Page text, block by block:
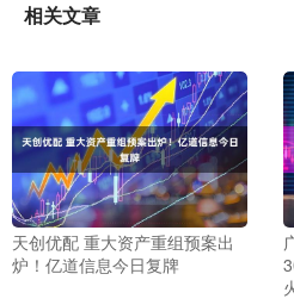
相关文章
天创优配 重大资产重组预案出
炉！亿道信息今日复牌